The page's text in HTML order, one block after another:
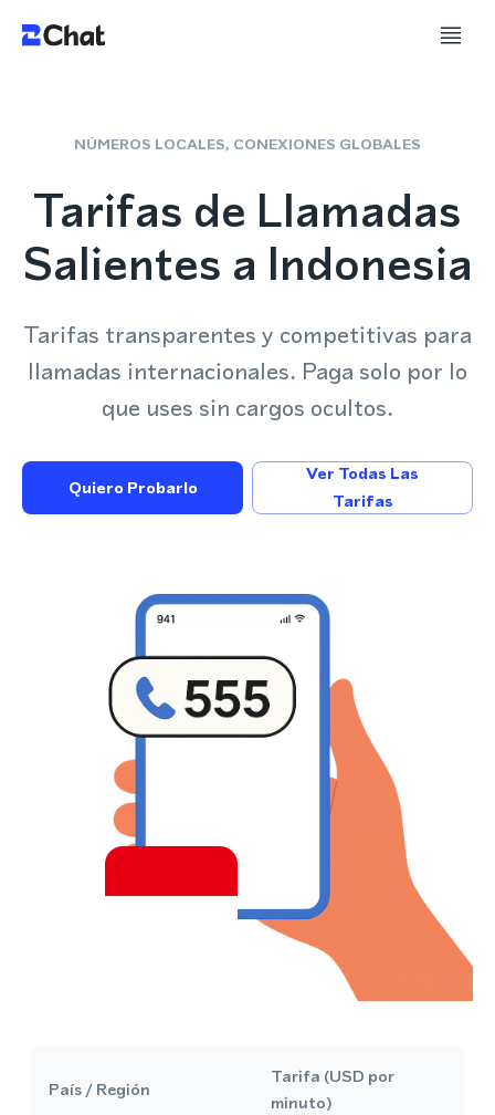
NÚMEROS LOCALES, CONEXIONES GLOBALES
Tarifas de Llamadas
Salientes a Indonesia
Tarifas transparentes y competitivas para
llamadas internacionales. Paga solo por lo
que uses sin cargos ocultos.
Quiero Probarlo
Ver Todas Las
Tarifas
País / Región
Tarifa (USD por
minuto)